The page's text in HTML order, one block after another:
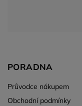
PORADNA
Průvodce nákupem
Obchodní podmínky